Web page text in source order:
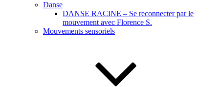
Danse
DANSE RACINE – Se reconnecter par le
mouvement avec Florence S.
Mouvements sensoriels